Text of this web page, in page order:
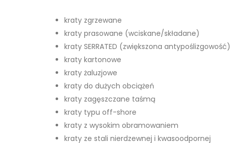
kraty zgrzewane
kraty prasowane (wciskane/składane)
kraty SERRATED (zwiększona antypoślizgowość)
kraty kartonowe
kraty żaluzjowe
kraty do dużych obciążeń
kraty zagęszczane taśmą
kraty typu off-shore
kraty z wysokim obramowaniem
kraty ze stali nierdzewnej i kwasoodpornej